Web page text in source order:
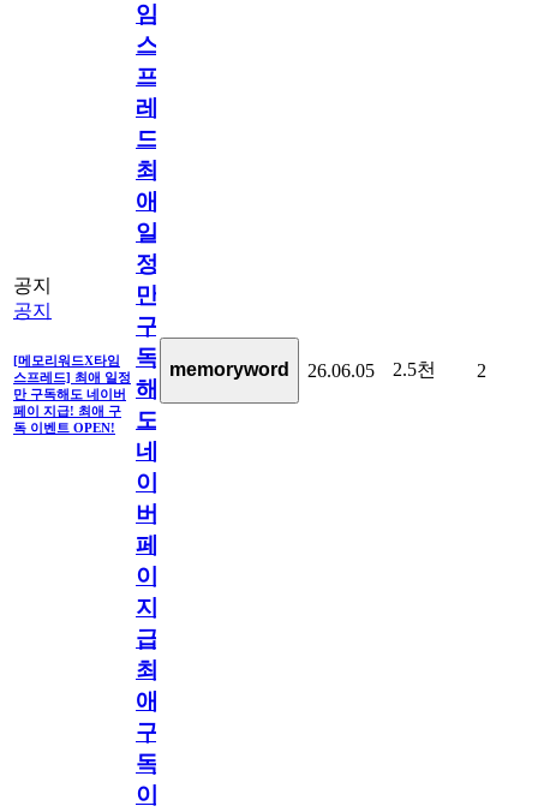
공지
공지
[메모리워드X타임
스프레드] 최애 일정
만 구독해도 네이버
페이 지급! 최애 구
독 이벤트 OPEN!
임
스
프
레
드]
최
애
일
정
만
구
독
해
도
네
이
버
페
이
지
급!
최
애
구
독
이
memoryword 26.06.05 2.5천 2